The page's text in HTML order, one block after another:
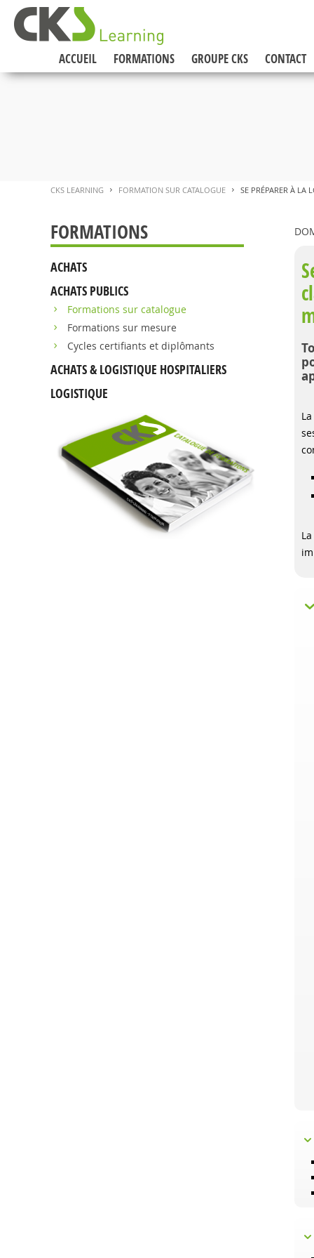
ACCUEIL FORMATIONS GROUPE CKS CONTACT
CKS LEARNING > FORMATION SUR CATALOGUE > SE PRÉPARER À LA
FORMATIONS
ACHATS
ACHATS PUBLICS
Formations sur catalogue
Formations sur mesure
Cycles certifiants et diplômants
ACHATS & LOGISTIQUE HOSPITALIERS
LOGISTIQUE